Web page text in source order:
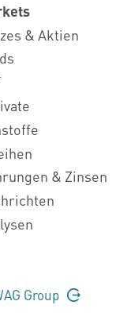
& Aktien
& Zinsen
Group